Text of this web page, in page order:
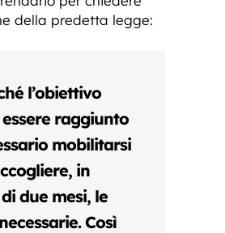
della predetta legge:
l’obiettivo
essere raggiunto
mobilitarsi
in
due mesi, le
Così